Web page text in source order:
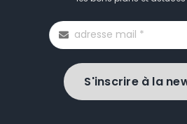
S'inscrire à la